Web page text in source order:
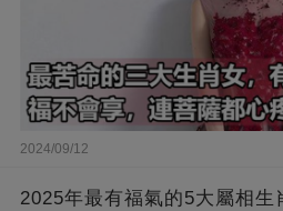
2024/09/12
2025年最有福氣的5大屬相